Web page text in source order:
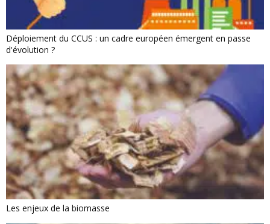
Déploiement du CCUS : un cadre européen émergent en passe
d'évolution ?
Les enjeux de la biomasse